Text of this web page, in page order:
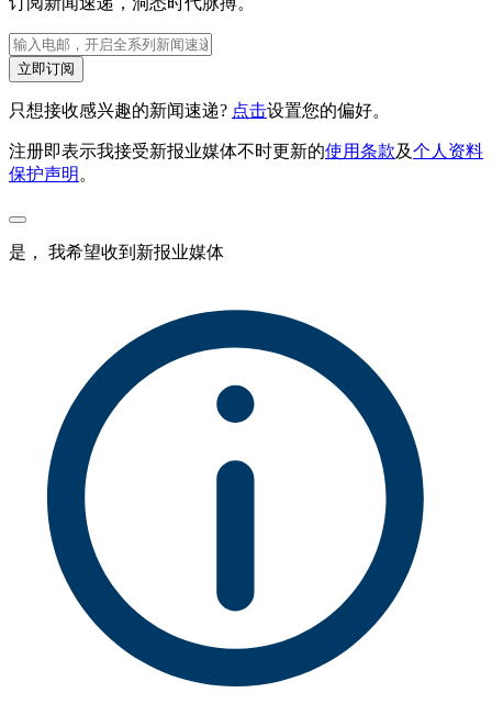
立即订阅
只想接收感兴趣的新闻速递? 点击设置您的偏好。
注册即表示我接受新报业媒体不时更新的使用条款及个人资料
保护声明 。
是， 我希望收到新报业媒体